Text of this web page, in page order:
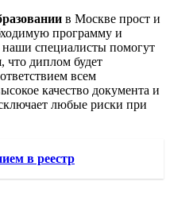
в Москве прост и
программу и
наши специалисты помогут
что диплом будет
всем
качество документа и
любые риски при
в реестр